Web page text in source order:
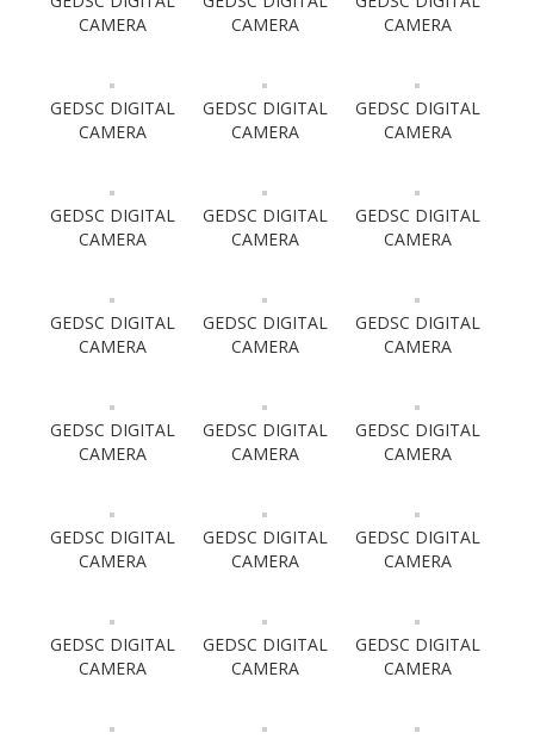
CAMERA
CAMERA
CAMERA
GEDSC DIGITAL
CAMERA
GEDSC DIGITAL
CAMERA
GEDSC DIGITAL
CAMERA
GEDSC DIGITAL
CAMERA
GEDSC DIGITAL
CAMERA
GEDSC DIGITAL
CAMERA
GEDSC DIGITAL
CAMERA
GEDSC DIGITAL
CAMERA
GEDSC DIGITAL
CAMERA
GEDSC DIGITAL
CAMERA
GEDSC DIGITAL
CAMERA
GEDSC DIGITAL
CAMERA
GEDSC DIGITAL
CAMERA
GEDSC DIGITAL
CAMERA
GEDSC DIGITAL
CAMERA
GEDSC DIGITAL
CAMERA
GEDSC DIGITAL
CAMERA
GEDSC DIGITAL
CAMERA